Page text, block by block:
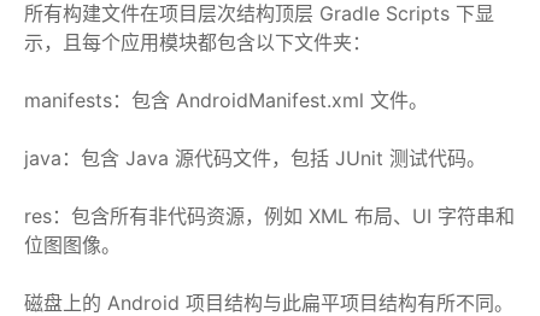
所有构建文件在项目层次结构顶层 Gradle Scripts 下显
示，且每个应用模块都包含以下文件夹：
manifests：包含 AndroidManifest.xml 文件。
java：包含 Java 源代码文件，包括 JUnit 测试代码。
res：包含所有非代码资源，例如 XML 布局、UI 字符串和
位图图像。
磁盘上的 Android 项目结构与此扁平项目结构有所不同。